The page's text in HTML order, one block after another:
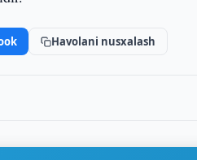
Havolani nusxalash